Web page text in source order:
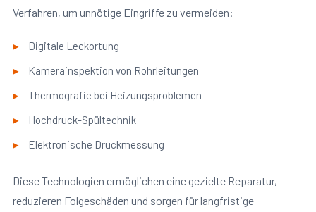
Verfahren, um unnötige Eingriffe zu vermeiden:
Digitale Leckortung
Kamerainspektion von Rohrleitungen
Thermografie bei Heizungsproblemen
Hochdruck-Spültechnik
Elektronische Druckmessung
Diese Technologien ermöglichen eine gezielte Reparatur,
reduzieren Folgeschäden und sorgen für langfristige